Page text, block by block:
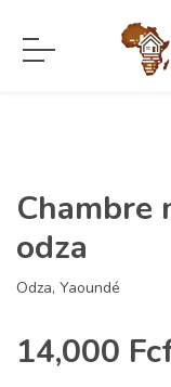
Chambre
odza
Odza, Yaoundé
14,000